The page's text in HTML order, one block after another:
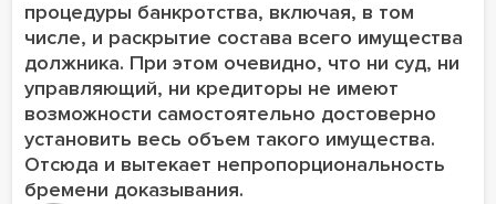
процедуры банкротства, включая, в том
числе, и раскрытие состава всего имущества
должника. При этом очевидно, что ни суд, ни
управляющий, ни кредиторы не имеют
возможности самостоятельно достоверно
установить весь объем такого имущества.
Отсюда и вытекает непропорциональность
бремени доказывания.